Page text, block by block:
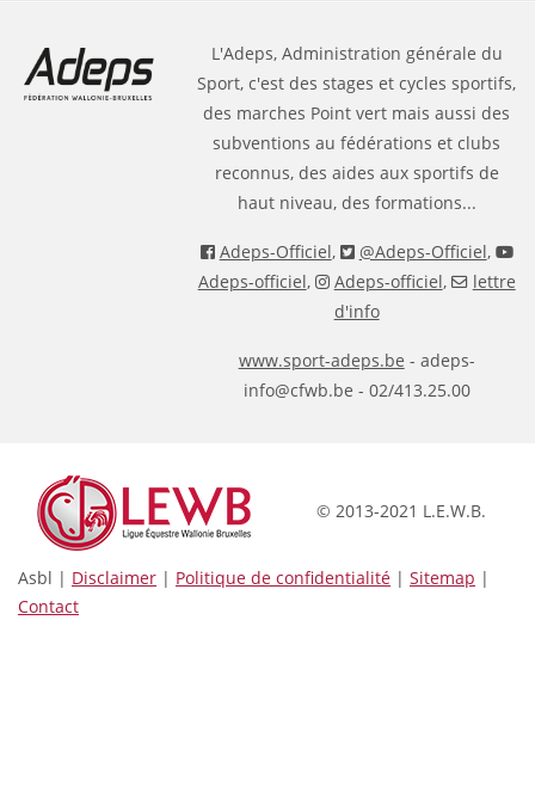
L'Adeps, Administration générale du
Sport, c'est des stages et cycles sportifs,
des marches Point vert mais aussi des
subventions au fédérations et clubs
reconnus, des aides aux sportifs de
haut niveau, des formations...
Adeps-Officiel, @Adeps-Officiel,
Adeps-officiel, Adeps-officiel,
lettre
d'info
www.sport-adeps.be - adeps-
info@cfwb.be - 02/413.25.00
© 2013-2021 L.E.W.B.
Asbl | Disclaimer | Politique de confidentialité | Sitemap |
Contact